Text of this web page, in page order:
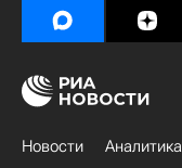
Новости Аналитика